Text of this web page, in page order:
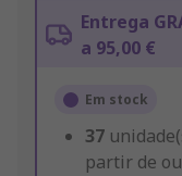
Entrega
a 95,00 €
Em stock
37
partir de